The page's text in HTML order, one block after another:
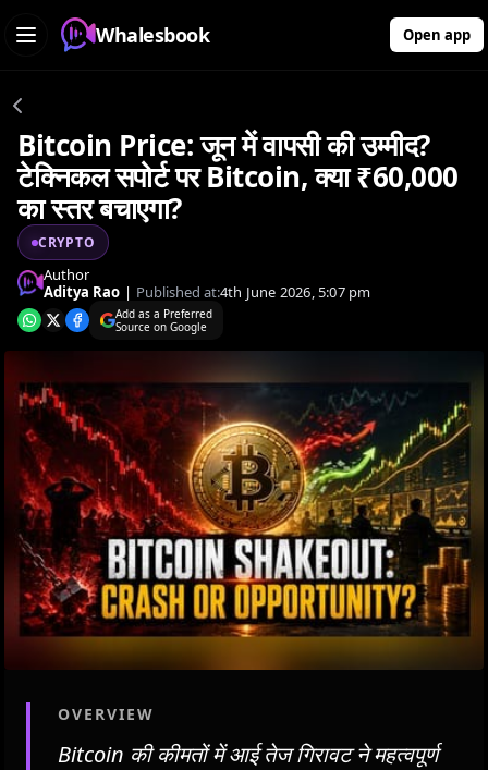
Whalesbook Open app
Bitcoin Price: जून में वापसी की उम्मीद?
टेक्निकल सपोर्ट पर Bitcoin, क्या ₹60,000
का स्तर बचाएगा?
CRYPTO
Author
Aditya Rao | Published at:4th June 2026, 5:07 pm
Add as a Preferred
Source on Google
OVERVIEW
Bitcoin की कीमतों में आई तेज गिरावट ने महत्वपूर्ण